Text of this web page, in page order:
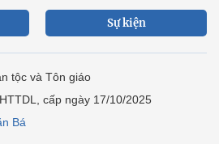
Sự kiện
tộc và Tôn giáo
cấp ngày 17/10/2025
Bá